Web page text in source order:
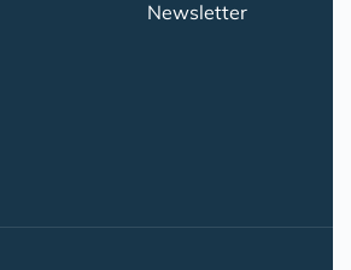
Newsletter